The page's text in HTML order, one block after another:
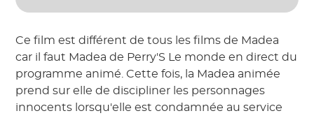
Ce film est différent de tous les films de Madea
car il faut Madea de Perry'S Le monde en direct du
programme animé. Cette fois, la Madea animée
prend sur elle de discipliner les personnages
innocents lorsqu'elle est condamnée au service